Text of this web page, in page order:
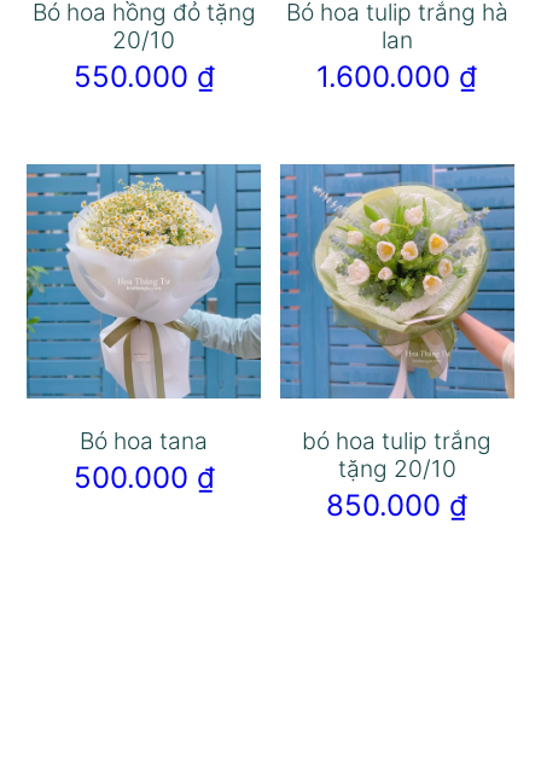
Bó hoa hồng đỏ tặng
20/10
550.000 ₫
Bó hoa tulip trắng hà
lan
1.600.000 ₫
Bó hoa tana
500.000 ₫
bó hoa tulip trắng
tặng 20/10
850.000 ₫